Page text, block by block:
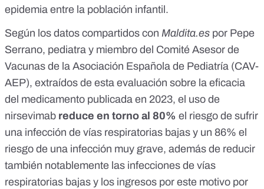
epidemia entre la población infantil.
Según los datos compartidos con Maldita.es por Pepe
Serrano, pediatra y miembro del Comité Asesor de
Vacunas de la Asociación Española de Pediatría (CAV-
AEP), extraídos de esta evaluación sobre la eficacia
del medicamento publicada en 2023, el uso de
nirsevimab reduce en torno al 80% el riesgo de sufrir
una infección de vías respiratorias bajas y un 86% el
riesgo de una infección muy grave, además de reducir
también notablemente las infecciones de vías
respiratorias bajas y los ingresos por este motivo por